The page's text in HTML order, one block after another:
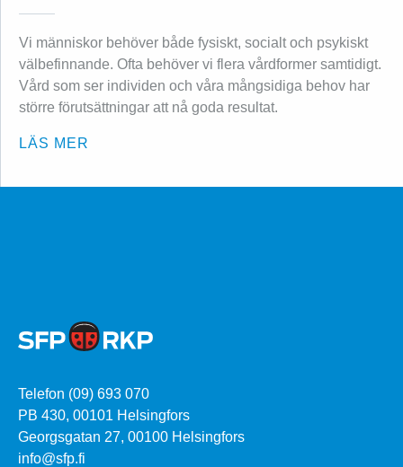
Vi människor behöver både fysiskt, socialt och psykiskt
välbefinnande. Ofta behöver vi flera vårdformer samtidigt.
Vård som ser individen och våra mångsidiga behov har
större förutsättningar att nå goda resultat.
LÄS MER
Telefon (09) 693 070
PB 430, 00101 Helsingfors
Georgsgatan 27, 00100 Helsingfors
info@sfp.fi